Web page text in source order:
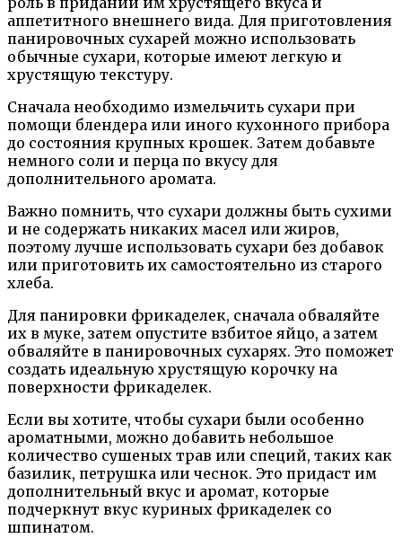
аппетитного внешнего вида. Для приготовления
панировочных сухарей можно использовать
обычные сухари, которые имеют легкую и
хрустящую текстуру.
Сначала необходимо измельчить сухари при
помощи блендера или иного кухонного прибора
до состояния крупных крошек. Затем добавьте
немного соли и перца по вкусу для
дополнительного аромата.
Важно помнить, что сухари должны быть сухими
и не содержать никаких масел или жиров,
поэтому лучше использовать сухари без добавок
или приготовить их самостоятельно из старого
хлеба.
Для панировки фрикаделек, сначала обваляйте
их в муке, затем опустите взбитое яйцо, а затем
обваляйте в панировочных сухарях. Это поможет
создать идеальную хрустящую корочку на
поверхности фрикаделек.
Если вы хотите, чтобы сухари были особенно
ароматными, можно добавить небольшое
количество сушеных трав или специй, таких как
базилик, петрушка или чеснок. Это придаст им
дополнительный вкус и аромат, которые
подчеркнут вкус куриных фрикаделек со
шпинатом.